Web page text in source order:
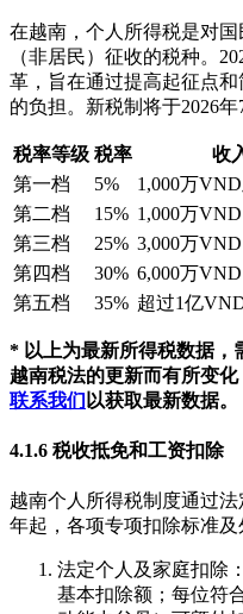
在越南，个人所得税是对
（非居民）征收的税种。
革，旨在通过提高起征点
的负担。新税制将于2026
税率等级 税率
收
第一档
5%
1,000万
第二档
15% 1,000万
第三档
25% 3,000万
第四档
30% 6,000万
第五档
35% 超过1亿
* 以上为最新所得税数据，
越南税法的更新而有所变
联系我们 以获取最新数据。
4.1.6 税收抵免和工资扣除
越南个人所得税制度通过
年起，各项专项扣除标准及
法定个人及家庭扣除
基本扣除额；每位符